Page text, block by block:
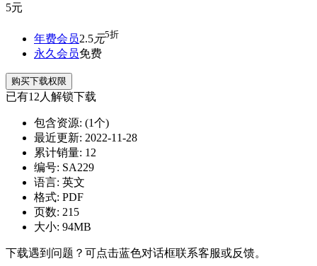
5元
年费会员2.5元5折
永久会员免费
购买下载权限
已有12 人解锁下载
包含资源: (1个)
最近更新: 2022-11-28
累计销量: 12
编号: SA229
语言: 英文
格式: PDF
页数: 215
大小: 94MB
下载遇到问题？可点击蓝色对话框联系客服或反馈。